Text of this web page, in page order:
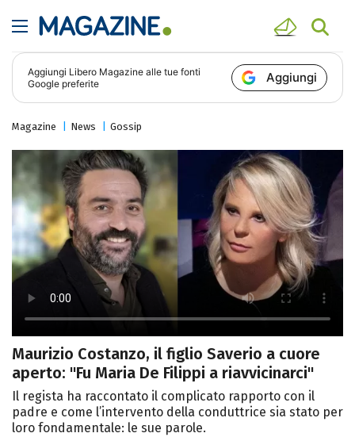
Aggiungi Libero Magazine alle tue fonti
Google preferite
Aggiungi
Magazine News Gossip
Maurizio Costanzo, il figlio Saverio a cuore
aperto: "Fu Maria De Filippi a riavvicinarci"
Il regista ha raccontato il complicato rapporto con il
padre e come l’intervento della conduttrice sia stato per
loro fondamentale: le sue parole.